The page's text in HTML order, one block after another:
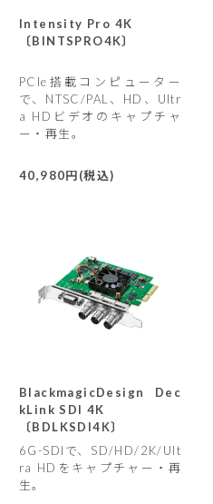
Intensity Pro 4K
〔BINTSPRO4K〕
PCIe搭載コンピューター
で、NTSC/PAL、HD、Ultr
a HDビデオのキャプチャ
ー・再生。
40,980円(税込)
BlackmagicDesign Dec
kLink SDI 4K
〔BDLKSDI4K〕
6G-SDIで、SD/HD/2K/Ult
ra HDをキャプチャー・再
生。